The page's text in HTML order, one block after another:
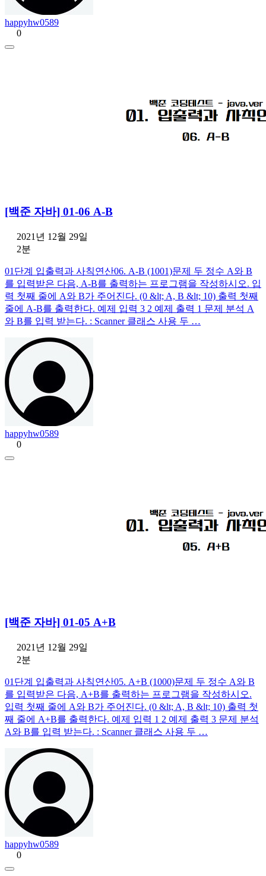
happyhw0589
0
[백준 자바] 01-06 A-B
2021년 12월 29일
2분
01단계 입출력과 사칙연산06. A-B (1001)문제 두 정수 A와 B
를 입력받은 다음, A-B를 출력하는 프로그램을 작성하시오. 입
력 첫째 줄에 A와 B가 주어진다. (0 &lt; A, B &lt; 10) 출력 첫째
줄에 A-B를 출력한다. 예제 입력 3 2 예제 출력 1 문제 분석 A
와 B를 입력 받는다. : Scanner 클래스 사용 두 …
happyhw0589
0
[백준 자바] 01-05 A+B
2021년 12월 29일
2분
01단계 입출력과 사칙연산05. A+B (1000)문제 두 정수 A와 B
를 입력받은 다음, A+B를 출력하는 프로그램을 작성하시오.
입력 첫째 줄에 A와 B가 주어진다. (0 &lt; A, B &lt; 10) 출력 첫
째 줄에 A+B를 출력한다. 예제 입력 1 2 예제 출력 3 문제 분석
A와 B를 입력 받는다. : Scanner 클래스 사용 두 …
happyhw0589
0